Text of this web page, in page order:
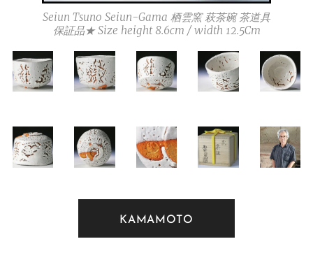
Seiun Tsuno Seiun-Gama 栖雲窯 萩茶碗 茶道具
保証品★ Size height 8.6cm / width 12.5Cm
KAMAMOTO